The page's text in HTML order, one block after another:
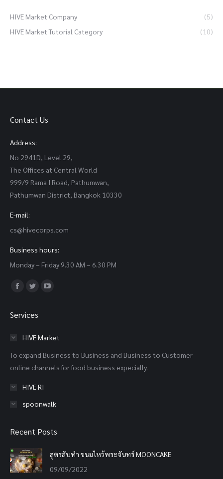
HIVE Market Company
(5)
HIVE Market Tutorial Category
(10)
Contact Us
Address:
No 2941D, Level 29,
The Offices at Central World
999/9 Rama I Road, Pathumwan,
Pathumwan District, Bangkok 10330
E-mail:
cs@hivecorps.com
Business hours:
Monday – Friday 9.30 AM – 6.30 PM
Find us on:
Facebook
opens
window
Twitter
opens
windowwindow
Services
HIVE Market
To expand Business to Business and Business to Customer
online channels for food business expecially.
HIVE RI
spoonwalk
Recent Posts
สูตรลับทำ ขนมไหว้พระจันทร์ MOONCAKE
09/09/2022